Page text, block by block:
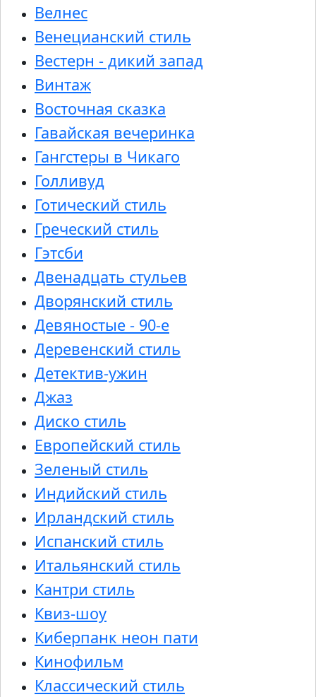
Велнес
Венецианский стиль
Вестерн - дикий запад
Винтаж
Восточная сказка
Гавайская вечеринка
Гангстеры в Чикаго
Голливуд
Готический стиль
Греческий стиль
Гэтсби
Двенадцать стульев
Дворянский стиль
Девяностые - 90-е
Деревенский стиль
Детектив-ужин
Джаз
Диско стиль
Европейский стиль
Зеленый стиль
Индийский стиль
Ирландский стиль
Испанский стиль
Итальянский стиль
Кантри стиль
Квиз-шоу
Киберпанк неон пати
Кинофильм
Классический стиль